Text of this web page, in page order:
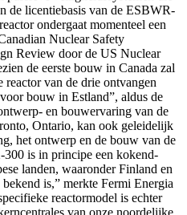
de licentiebasis van de ESBWR-
ondergaat momenteel een
Nuclear Safety
Review door de US Nuclear
de eerste bouw in Canada zal
van de drie ontvangen
bouw in Estland”, aldus de
en bouwervaring van de
Ontario, kan ook geleidelijk
het ontwerp en de bouw van de
is in principe een kokend-
landen, waaronder Finland en
is,” merkte Fermi Energia
reactormodel is echter
van onze noordelijke